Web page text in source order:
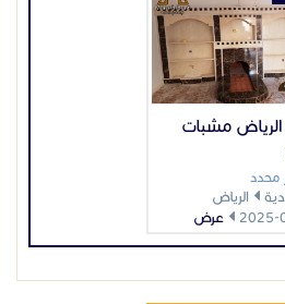
مشبات
محدد
الرياض
عرض